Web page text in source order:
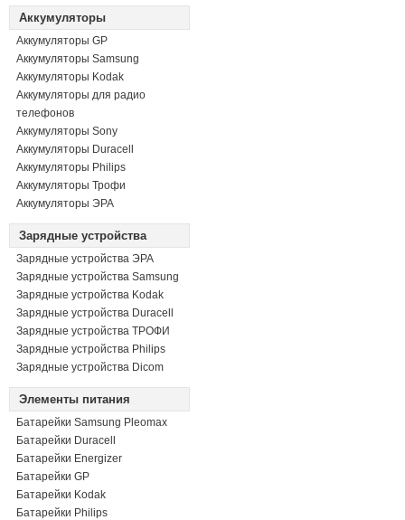
Аккумуляторы
Аккумуляторы GP
Аккумуляторы Samsung
Аккумуляторы Kodak
Аккумуляторы для радио
телефонов
Аккумуляторы Sony
Аккумуляторы Duracell
Аккумуляторы Philips
Аккумуляторы Трофи
Аккумуляторы ЭРА
Зарядные устройства
Зарядные устройства ЭРА
Зарядные устройства Samsung
Зарядные устройства Kodak
Зарядные устройства Duracell
Зарядные устройства ТРОФИ
Зарядные устройства Philips
Зарядные устройства Dicom
Элементы питания
Батарейки Samsung Pleomax
Батарейки Duracell
Батарейки Energizer
Батарейки GP
Батарейки Kodak
Батарейки Philips